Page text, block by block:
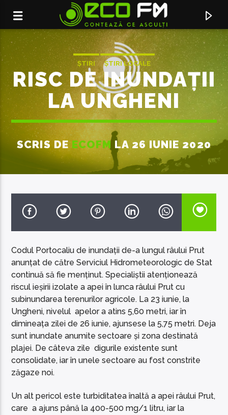
ACUM ÎN DIRECT
SERVICIUL DE PUBLICITATE:
EcoFM Chisinau
ȘTIRI ȘTIRI LOCALE
RISC DE INUNDAȚII
LA UNGHENI
SCRIS DEECOFM LA 26 IUNIE 2020
Codul Portocaliu de inundații de-a lungul râului Prut
anunțat de către Serviciul Hidrometeorologic de Stat
continuă să fie menținut. Specialiștii atenționează
riscul ieșirii izolate a apei în lunca râului Prut cu
subinundarea terenurilor agricole. La 23 iunie, la
Ungheni, nivelul apelor a atins 5,60 metri, iar în
dimineața zilei de 26 iunie, ajunsese la 5,75 metri. Deja
sunt inundate anumite sectoare și zona destinată
plajei. De câteva zile digurile existente sunt
consolidate, iar în unele sectoare au fost constrite
zăgaze noi.
Un alt pericol este turbiditatea înaltă a apei râului Prut,
care a ajuns până la 400-500 mg/1 litru, iar la